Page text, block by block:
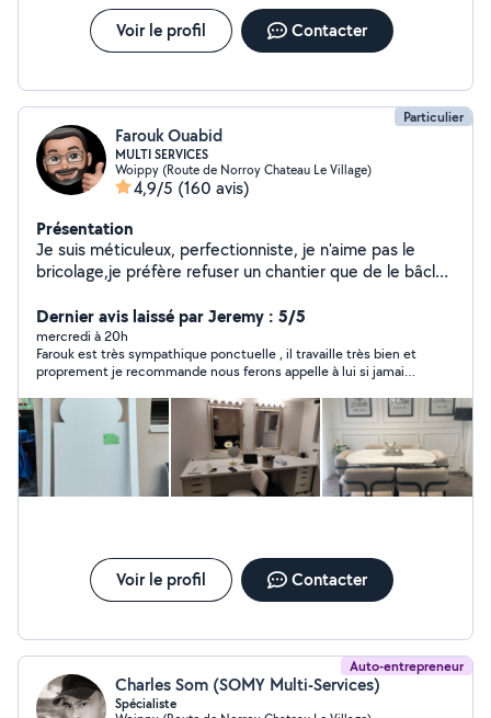
Voir le profil Contacter
Particulier
Farouk Ouabid
MULTI SERVICES
Woippy (Route de Norroy Chateau Le Village)
4,9/5 (160 avis)
Présentation
Je suis méticuleux, perfectionniste, je n'aime pas le
bricolage,je préfère refuser un chantier que de le bâcler.
par mon expérience professionnelle je donne mes
idées,mes conseils, seulement si besoin. Je dispose
d'une camionnette et d'une remorque pour vous
apporter mon aide pour débarrasser ou vider votre cave
,appartement ,maison ou livrer meubles .... N'hésitez
pas à me contacter, pour tous renseignements, conseils
gratuits .
Dernier avis laissé par Jeremy : 5/5
mercredi à 20h
Farouk est très sympathique ponctuelle , il travaille très bien et
proprement je recommande nous ferons appelle à lui si jamais
Voir le profil Contacter
Auto-entrepreneur
Charles Som (SOMY Multi-Services)
Spécialiste